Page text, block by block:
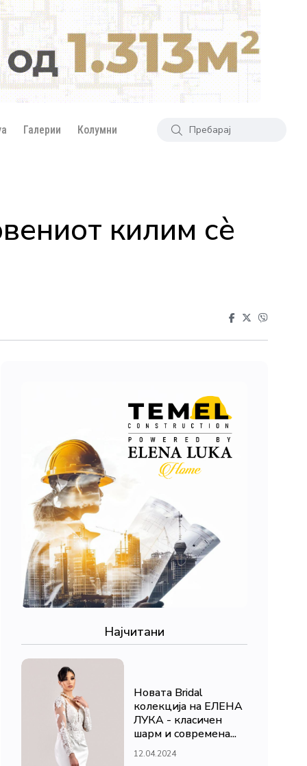
Галерии Колумни
килим сè
Најчитани
Новата Bridal
колекција на ЕЛЕНА
ЛУКА - класичен
шарм и современа...
12.04.2024